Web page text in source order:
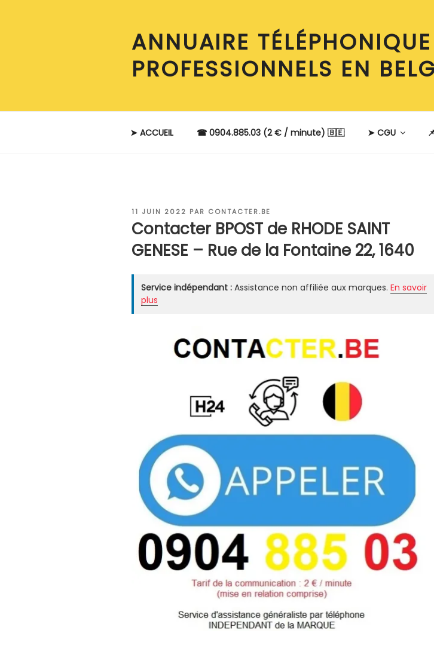
ANNUAIRE
PROFESSIONNELS EN
➤ ACCUEIL ☎ 0904.885.03 (2 € / minute) 🇧🇪 ➤ CGU
PUBLIÉ
LE
11 JUIN 2022 PAR CONTACTER.BE
Contacter BPOST de RHODE SAINT
GENESE – Rue de la Fontaine 22, 1640
Service indépendant : Assistance non affiliée aux marques. En savoir
plus